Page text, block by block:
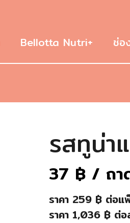
Bellotta Nutri+ ช่อ
รสทูน่า
37 ฿ / ถา
ราคา 259 ฿ ต่อ
ราคา 1,036 ฿ ต่